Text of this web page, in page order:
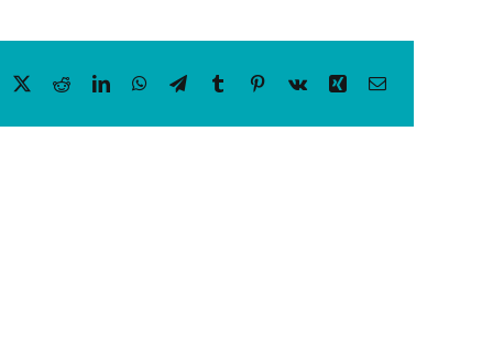
Facebook RedditLinkedInWhatsApp
TelegramTumblr Pinterest
Vk Xing Email